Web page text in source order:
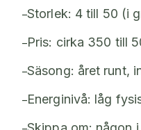
–Storlek: 4 till 50 (i
–Pris: cirka 350 till
–Säsong: året runt,
–Energinivå: låg